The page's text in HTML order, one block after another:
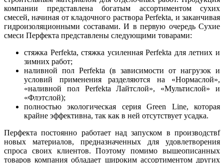
компании представлена богатым ассортиментом сухих
смесей, начиная от кладочного раствора Perfekta, и заканчивая
гидроизоляционными составами. И в первую очередь Сухие
смеси Перфекта представлены следующими товарами:
стяжка Perfekta, стяжка усиленная Perfekta для летних и
зимних работ;
наливной пол Perfekta (в зависимости от нагрузок и
условий применения разделяются на «Нормаслой»,
«наливной пол Perfekta Лайтслой», «Мультислой» и
«Флэтслой);
полностью экологическая серия Green Line, которая
крайне эффективна, так как в ней отсутствует усадка.
Перфекта постоянно работает над запуском в производствf
новых материалов, предназначенных для удовлетворения
спроса своих клиентов. Поэтому помимо вышеописанных
товаров компания обладает широким ассортиментом других